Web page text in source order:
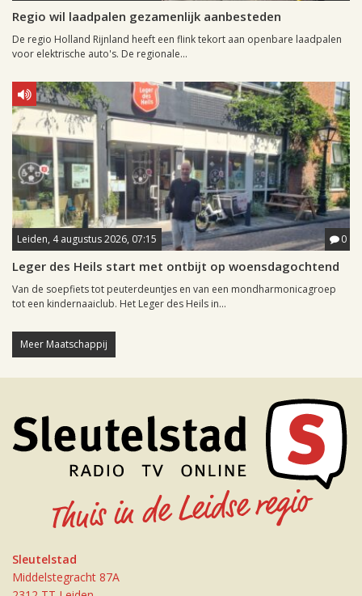
Regio wil laadpalen gezamenlijk aanbesteden
De regio Holland Rijnland heeft een flink tekort aan openbare laadpalen
voor elektrische auto's. De regionale...
Leiden, 4 augustus 2026, 07:15 0
Leger des Heils start met ontbijt op woensdagochtend
Van de soepfiets tot peuterdeuntjes en van een mondharmonicagroep
tot een kindernaaiclub. Het Leger des Heils in...
Meer Maatschappij
Sleutelstad
Middelstegracht 87A